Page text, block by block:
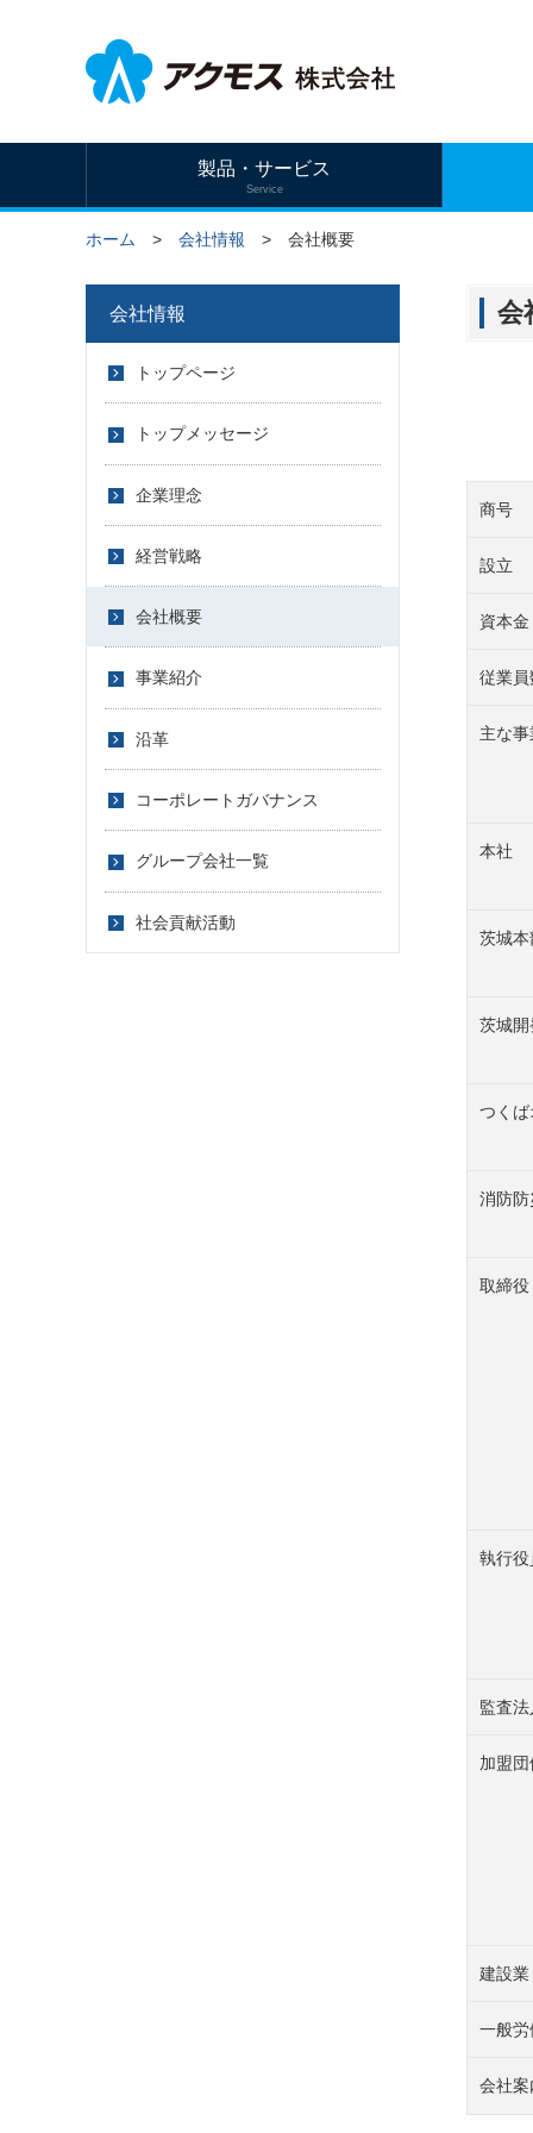
製品・サービス
Service
ホーム 会社情報 会社概要
会
商号
設立
資本金
従業員
主な
本社
茨城本
茨城
つく
消防
取締役
執行役
監査法
加盟団
建設業
一般
会社案
会社情報
トップページ
トップメッセージ
企業理念
経営戦略
会社概要
事業紹介
沿革
コーポレートガバナンス
グループ会社一覧
社会貢献活動